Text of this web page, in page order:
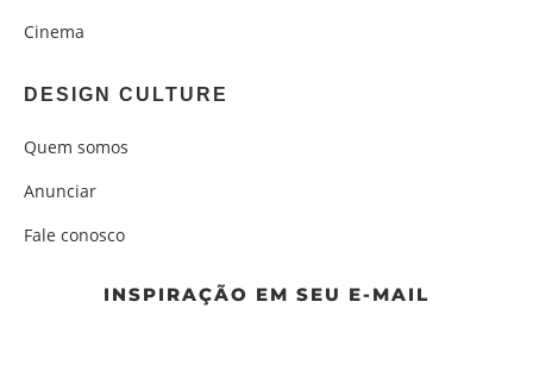
Cinema
DESIGN CULTURE
Quem somos
Anunciar
Fale conosco
INSPIRAÇÃO EM SEU E-MAIL